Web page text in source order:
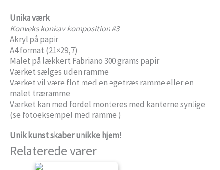
antal
Unika værk
Konveks konkav komposition #3
Akryl på papir
A4 format (21×29,7)
Malet på lækkert Fabriano 300 grams papir
Værket sælges uden ramme
Værket vil være flot med en egetræs ramme eller en
malet træramme
Værket kan med fordel monteres med kanterne synlige
(se fotoeksempel med ramme )
Unik kunst skaber unikke hjem!
Relaterede varer